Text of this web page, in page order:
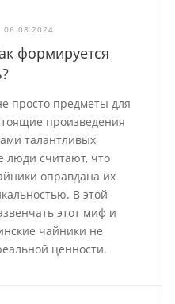
06.08.2024
формируется
просто предметы для
произведения
талантливых
люди считают, что
оправдана их
В этой
этот миф и
чайники не
ценности.